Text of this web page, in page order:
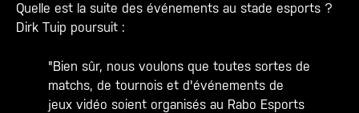
Quelle est la suite des événements au stade esports ?
Dirk Tuip poursuit :
"Bien sûr, nous voulons que toutes sortes de
matchs, de tournois et d'événements de
jeux vidéo soient organisés au Rabo Esports